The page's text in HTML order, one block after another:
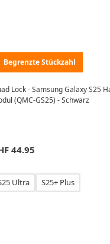
Begrenzte Stückzahl
Lock - Samsung Galaxy S25
(QMC-GS25) - Schwarz
44.95
Ultra S25+ Plus